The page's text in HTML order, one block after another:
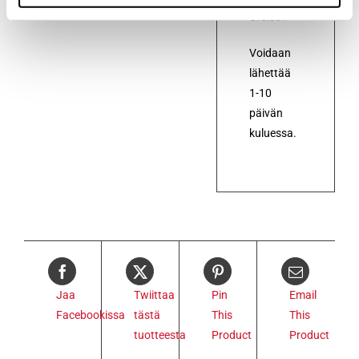
Voidaan
lähettää
1-10
päivän
kuluessa.
Jaa
Facebookissa
Twiittaa
tästä
tuotteesta
Pin
This
Product
Email
This
Product